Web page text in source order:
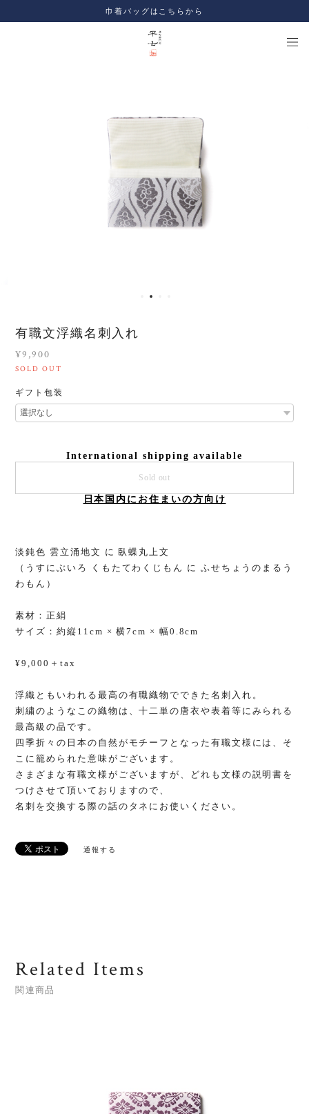
巾着バッグはこちらから
有職文浮織名刺入れ
¥9,900
SOLD OUT
ギフト包装
International shipping available
Sold out
日本国内にお住まいの方向け
淡鈍色 雲立涌地文 に 臥蝶丸上文
（うすにぶいろ くもたてわくじもん に ふせちょうのまるう
わもん）
素材：正絹
サイズ：約縦11cm × 横7cm × 幅0.8cm
¥9,000＋tax
浮織ともいわれる最高の有職織物でできた名刺入れ。
刺繍のようなこの織物は、十二単の唐衣や表着等にみられる
最高級の品です。
四季折々の日本の自然がモチーフとなった有職文様には、そ
こに籠められた意味がございます。
さまざまな有職文様がございますが、どれも文様の説明書を
つけさせて頂いておりますので、
名刺を交換する際の話のタネにお使いください。
通報する
Related Items
関連商品